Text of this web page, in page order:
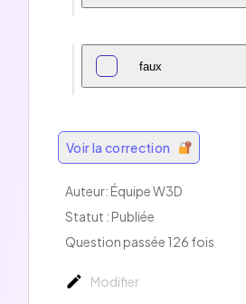
faux
Voir la correction
Auteur: Équipe W3D
Statut : Publiée
Question passée 126 fois
Modifier